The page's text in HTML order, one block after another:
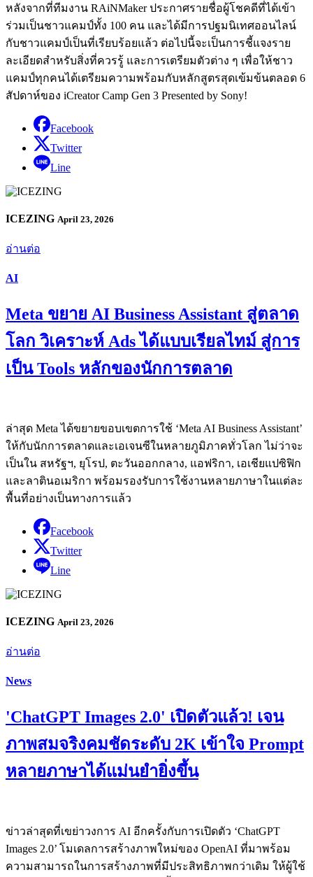
หลังจากที่ทีมงาน RAiNMaker ประกาศรายชื่อผู้โชคดีที่ได้เข้า
ร่วมเป็นชาวแคมป์ทั้ง 100 คน และได้มีการปฐมนิเทศออนไลน์
กับชาวแคมป์เป็นที่เรียบร้อยแล้ว ต่อไปนี้จะเป็นการชี้แจงราย
ละเอียดสำหรับสิ่งที่ควรรู้ และการเตรียมตัวต่าง ๆ เพื่อให้ชาว
แคมป์ทุกคนได้เตรียมความพร้อมกับหลักสูตรสุดเข้มข้นตลอด 6
สัปดาห์ของ iCreator Camp Gen 3 Presented by Sony!
Facebook
Twitter
Line
ICEZING April 23, 2026
อ่านต่อ
AI
Meta ขยาย AI Business Assistant สู่ตลาด
โลก วิเคราะห์ Ads ได้แบบเรียลไทม์ สู่การ
เป็น Tools หลักของนักการตลาด
ล่าสุด Meta ได้ขยายขอบเขตการใช้ ‘Meta AI Business Assistant’
ให้กับนักการตลาดและเอเจนซีในหลายภูมิภาคทั่วโลก ไม่ว่าจะ
เป็นใน สหรัฐฯ, ยุโรป, ตะวันออกกลาง, แอฟริกา, เอเชียแปซิฟิก
และลาตินอเมริกา พร้อมรองรับการใช้งานหลายภาษาในแต่ละ
พื้นที่อย่างเป็นทางการแล้ว
Facebook
Twitter
Line
ICEZING April 23, 2026
อ่านต่อ
News
'ChatGPT Images 2.0' เปิดตัวแล้ว! เจน
ภาพสมจริงคมชัดระดับ 2K เข้าใจ Prompt
หลายภาษาได้แม่นยำยิ่งขึ้น
ข่าวล่าสุดที่เขย่าวงการ AI อีกครั้งกับการเปิดตัว ‘ChatGPT
Images 2.0’ โมเดลการสร้างภาพใหม่ของ OpenAI ที่มาพร้อม
ความสามารถในการสร้างภาพที่มีประสิทธิภาพกว่าเดิม ให้ผู้ใช้